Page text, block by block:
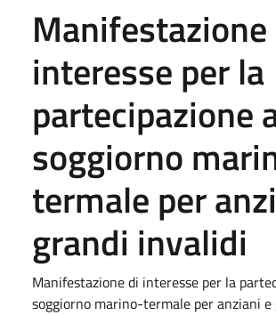
Manifestazione
interesse per la
partecipazione
soggiorno
termale per
grandi invalidi
Manifestazione di interesse per la
soggiorno marino-termale per anziani